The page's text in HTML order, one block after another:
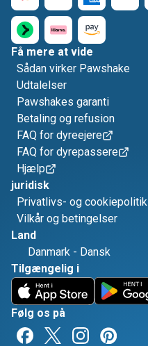
Få mere at vide
Sådan virker Pawshake
Udtalelser
Pawshakes garanti
Betaling og refusion
FAQ for dyreejere
FAQ for dyrepassere
Hjælp
juridisk
Privatlivs- og cookiepolitik
Vilkår og betingelser
Land
Danmark - Dansk
Tilgængelig i
Følg os på